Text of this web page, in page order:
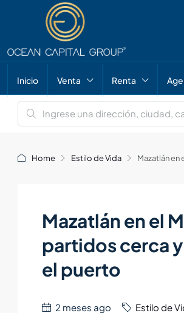
Inicio Venta Renta
Home Estilo de Vida Mazatlán
Mazatlán en el
partidos cerca
el puerto
2 meses ago Estilo de